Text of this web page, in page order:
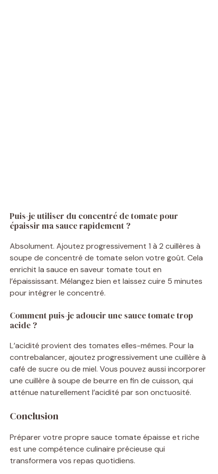
Puis-je utiliser du concentré de tomate pour
épaissir ma sauce rapidement ?
Absolument. Ajoutez progressivement 1 à 2 cuillères à
soupe de concentré de tomate selon votre goût. Cela
enrichit la sauce en saveur tomate tout en
l’épaississant. Mélangez bien et laissez cuire 5 minutes
pour intégrer le concentré.
Comment puis-je adoucir une sauce tomate trop
acide ?
L’acidité provient des tomates elles-mêmes. Pour la
contrebalancer, ajoutez progressivement une cuillère à
café de sucre ou de miel. Vous pouvez aussi incorporer
une cuillère à soupe de beurre en fin de cuisson, qui
atténue naturellement l’acidité par son onctuosité.
Conclusion
Préparer votre propre sauce tomate épaisse et riche
est une compétence culinaire précieuse qui
transformera vos repas quotidiens.